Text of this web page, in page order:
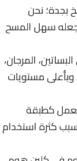
بجدة؛ نحن
يجعله سهل المسح
المرجان،
مستويات
تعمل كطبقة
كثرة استخدام